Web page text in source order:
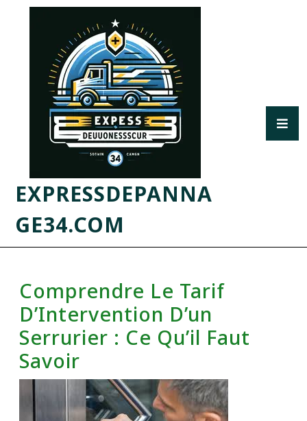
EXPRESSDEPANNA
GE34.COM
Comprendre Le Tarif
D’Intervention D’un
Serrurier : Ce Qu’il Faut
Savoir